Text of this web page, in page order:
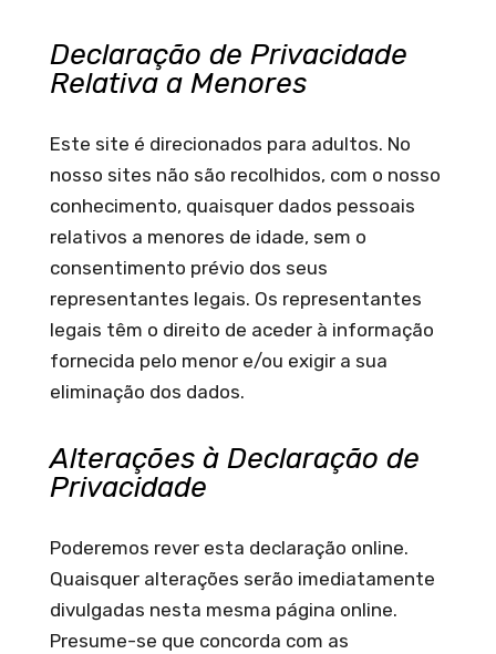
Declaração de Privacidade
Relativa a Menores
Este site é direcionados para adultos. No
nosso sites não são recolhidos, com o nosso
conhecimento, quaisquer dados pessoais
relativos a menores de idade, sem o
consentimento prévio dos seus
representantes legais. Os representantes
legais têm o direito de aceder à informação
fornecida pelo menor e/ou exigir a sua
eliminação dos dados.
Alterações à Declaração de
Privacidade
Poderemos rever esta declaração online.
Quaisquer alterações serão imediatamente
divulgadas nesta mesma página online.
Presume-se que concorda com as